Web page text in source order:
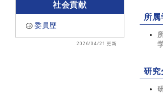
社会貢献
委員歴
2026/04/21 更新
所属
研究